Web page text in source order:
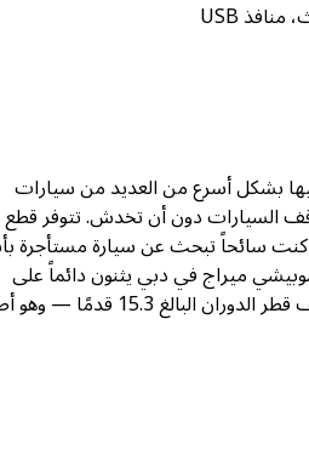
فيها بشكل أسرع من العديد من سيارات
السيارات دون أن تخدش. تتوفر قطع
سائحاً تبحث عن سيارة مستأجرة
ميراج في دبي يثنون دائماً على
تكاليف تشغيلها المنخفضة ونسبة السعادة العالية لكل جالون. يحب سكان المدن بشكل خاص نصف قطر